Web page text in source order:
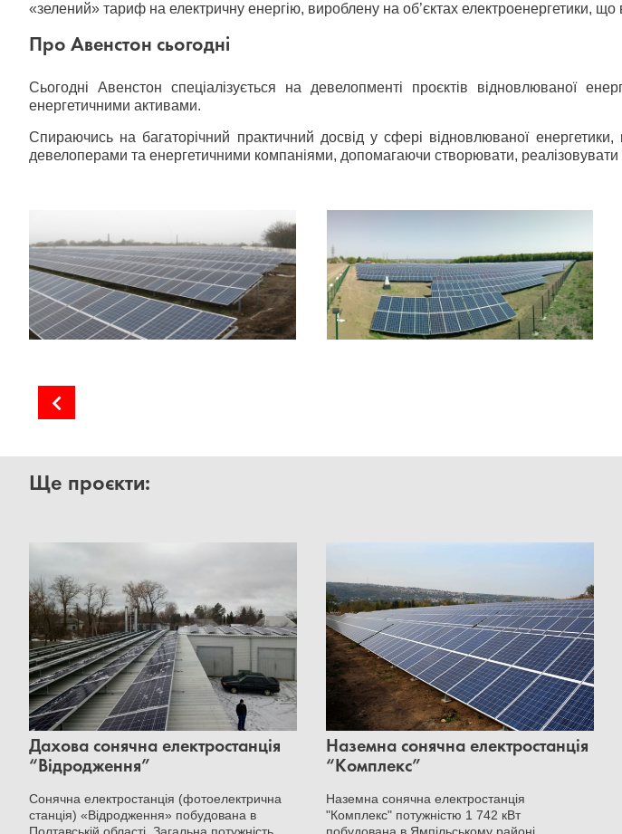
«зелений» тариф на електричну енергію, вироблену на об’єктах електроенергетики,
Про Авенстон сьогодні
Сьогодні Авенстон спеціалізується на девелопменті проєктів відновлюваної
енергетичними активами.
Спираючись на багаторічний практичний досвід у сфері відновлюваної
девелоперами та енергетичними компаніями, допомагаючи створювати, реалізовувати
Ще проєкти:
Дахова сонячна електростанція
“Відродження”
Сонячна електростанція (фотоелектрична
станція) «Відродження» побудована в
Полтавській області. Загальна потужність
Наземна сонячна електростанція
“Комплекс”
Наземна сонячна електростанція
"Комплекс" потужністю 1 742 кВт
побудована в Ямпільському районі